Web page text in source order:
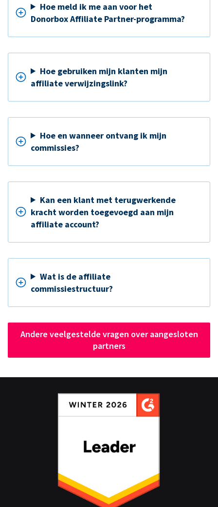
Hoe meld ik me aan voor het
Donorbox Affiliate Partner-programma?
Hoe gebruiken mijn klanten mijn
affiliate verwijzingslink?
Hoe en wanneer ontvang ik mijn
commissies?
Kan een klant met terugwerkende
kracht worden toegevoegd aan mijn
affiliate account?
Wat is de affiliate
commissiestructuur?
Andere veelgestelde vragen over aangesloten
partners